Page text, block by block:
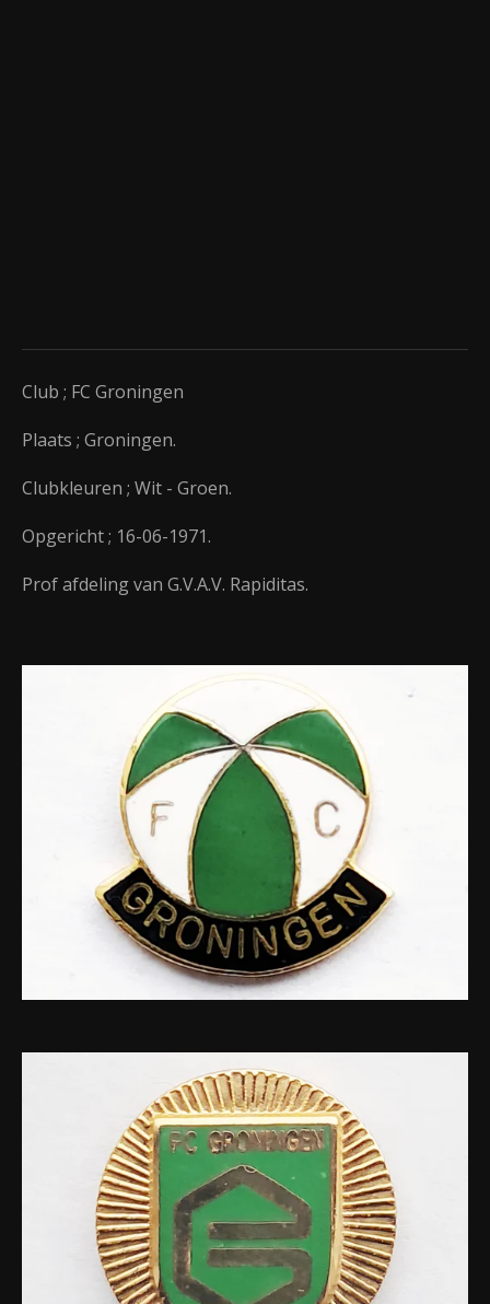
Club ; FC Groningen
Plaats ; Groningen.
Clubkleuren ; Wit - Groen.
Opgericht ; 16-06-1971.
Prof afdeling van G.V.A.V. Rapiditas.